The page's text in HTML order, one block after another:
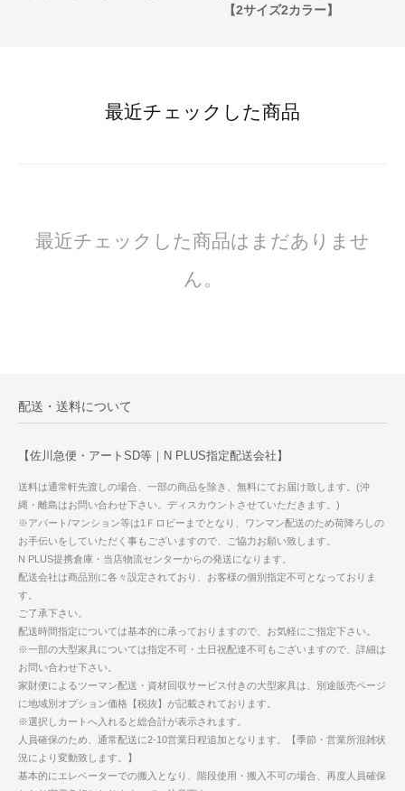
【2サイズ2カラー】
最近チェックした商品
最近チェックした商品はまだありませ
ん。
配送・送料について
【佐川急便・アートSD等｜N PLUS指定配送会社】
送料は通常軒先渡しの場合、一部の商品を除き、無料にてお届け致します。(沖
縄・離島はお問い合わせ下さい。ディスカウントさせていただきます。)
※アパート/マンション等は1Ｆロビーまでとなり、ワンマン配送のため荷降ろしの
お手伝いをしていただく事もございますので、ご協力お願い致します。
N PLUS提携倉庫・当店物流センターからの発送になります。
配送会社は商品別に各々設定されており、お客様の個別指定不可となっておりま
す。
ご了承下さい。
配送時間指定については基本的に承っておりますので、お気軽にご指定下さい。
※一部の大型家具については指定不可・土日祝配達不可もございますので、詳細は
お問い合わせ下さい。
家財便によるツーマン配送・資材回収サービス付きの大型家具は、別途販売ページ
に地域別オプション価格【税抜】が記載されております。
※選択しカートへ入れると総合計が表示されます。
人員確保のため、通常配送に2-10営業日程追加となります。【季節・営業所混雑状
況により変動致します。】
基本的にエレベーターでの搬入となり、階段使用・搬入不可の場合、再度人員確保